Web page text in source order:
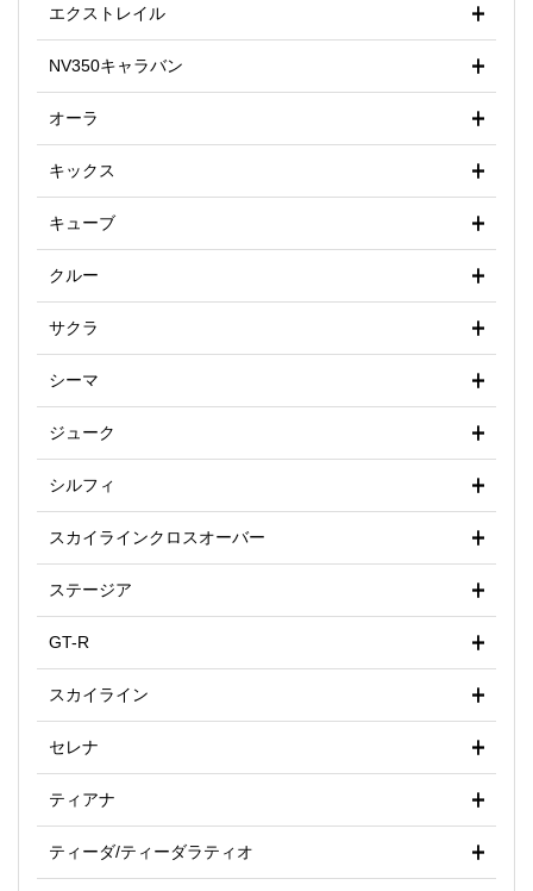
エクストレイル
NV350キャラバン
オーラ
キックス
キューブ
クルー
サクラ
シーマ
ジューク
シルフィ
スカイラインクロスオーバー
ステージア
GT-R
スカイライン
セレナ
ティアナ
ティーダ/ティーダラティオ